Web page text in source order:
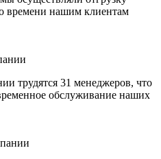
времени нашим клиентам
трудятся 31 менеджеров, что
обслуживание наших